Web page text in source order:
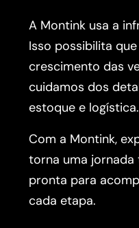
A Montink usa a
Isso possibilita
crescimento das
cuidamos dos
estoque e logística.
Com a Montink,
torna uma jornada
pronta para
cada etapa.